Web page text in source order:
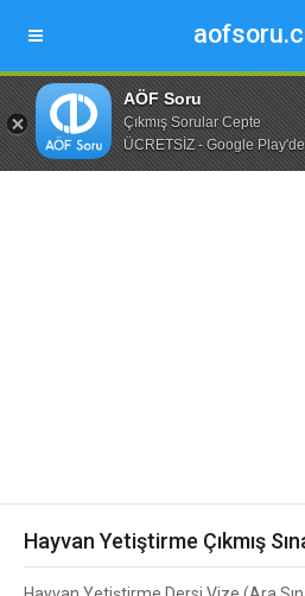
AÖF Soru
Çıkmış Sorular Cepte
ÜCRETSİZ - Google Play'de
Hayvan Yetiştirme Çıkmış